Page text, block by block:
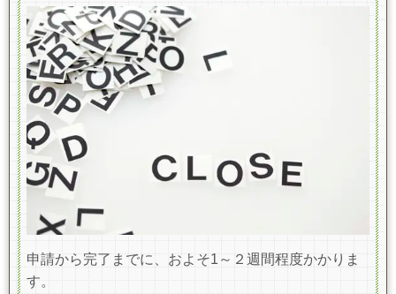
申請から完了までに、およそ1～２週間程度かかりま
す。